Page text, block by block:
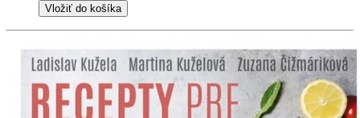
Vložiť do košíka